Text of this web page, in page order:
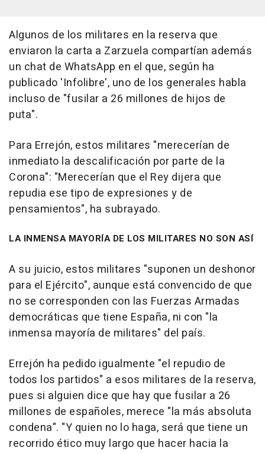
Algunos de los militares en la reserva que
enviaron la carta a Zarzuela compartían además
un chat de WhatsApp en el que, según ha
publicado 'Infolibre', uno de los generales habla
incluso de "fusilar a 26 millones de hijos de
puta".
Para Errejón, estos militares "merecerían de
inmediato la descalificación por parte de la
Corona": "Merecerían que el Rey dijera que
repudia ese tipo de expresiones y de
pensamientos", ha subrayado.
LA INMENSA MAYORÍA DE LOS MILITARES NO SON ASÍ
A su juicio, estos militares "suponen un deshonor
para el Ejército", aunque está convencido de que
no se corresponden con las Fuerzas Armadas
democráticas que tiene España, ni con "la
inmensa mayoría de militares" del país.
Errejón ha pedido igualmente "el repudio de
todos los partidos" a esos militares de la reserva,
pues si alguien dice que hay que fusilar a 26
millones de españoles, merece "la más absoluta
condena". "Y quien no lo haga, será que tiene un
recorrido ético muy largo que hacer hacia la